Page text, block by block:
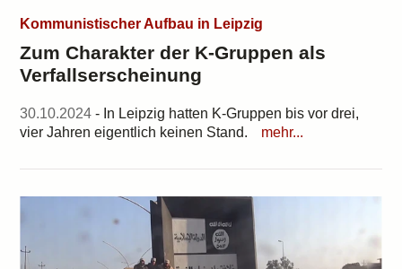
Kommunistischer Aufbau in Leipzig
Zum Charakter der K-Gruppen als
Verfallserscheinung
30.10.2024 - In Leipzig hatten K-Gruppen bis vor drei,
vier Jahren eigentlich keinen Stand.
mehr...